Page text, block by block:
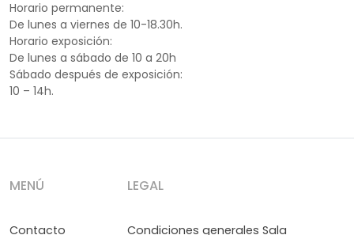
Horario permanente:
De lunes a viernes de 10-18.30h.
Horario exposición:
De lunes a sábado de 10 a 20h
Sábado después de exposición:
10 – 14h.
MENÚ
Contacto
LEGAL
Condiciones generales Sala